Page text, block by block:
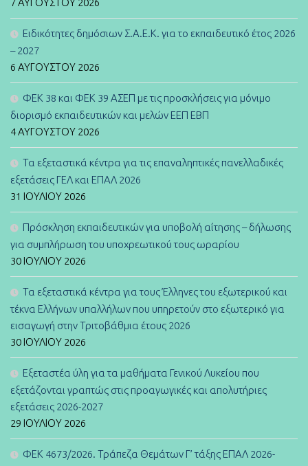
7 ΑΥΓΟΎΣΤΟΥ 2026
Ειδικότητες δημόσιων Σ.Α.Ε.Κ. για το εκπαιδευτικό έτος 2026
– 2027
6 ΑΥΓΟΎΣΤΟΥ 2026
ΦΕΚ 38 και ΦΕΚ 39 ΑΣΕΠ με τις προσκλήσεις για μόνιμο
διορισμό εκπαιδευτικών και μελών ΕΕΠ ΕΒΠ
4 ΑΥΓΟΎΣΤΟΥ 2026
Τα εξεταστικά κέντρα για τις επαναληπτικές πανελλαδικές
εξετάσεις ΓΕΛ και ΕΠΑΛ 2026
31 ΙΟΥΛΊΟΥ 2026
Πρόσκληση εκπαιδευτικών για υποβολή αίτησης – δήλωσης
για συμπλήρωση του υποχρεωτικού τους ωραρίου
30 ΙΟΥΛΊΟΥ 2026
Τα εξεταστικά κέντρα για τους Έλληνες του εξωτερικού και
τέκνα Ελλήνων υπαλλήλων που υπηρετούν στο εξωτερικό για
εισαγωγή στην Τριτοβάθμια έτους 2026
30 ΙΟΥΛΊΟΥ 2026
Εξεταστέα ύλη για τα μαθήματα Γενικού Λυκείου που
εξετάζονται γραπτώς στις προαγωγικές και απολυτήριες
εξετάσεις 2026-2027
29 ΙΟΥΛΊΟΥ 2026
ΦΕΚ 4673/2026. Τράπεζα Θεμάτων Γ’ τάξης ΕΠΑΛ 2026-